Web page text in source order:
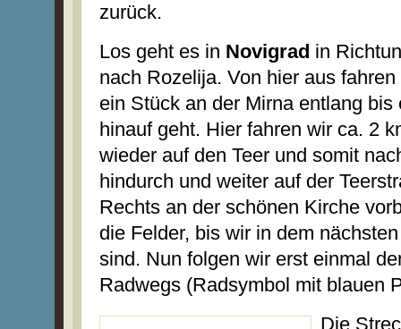
zurück.
Los geht es in Novigrad in
nach Rozelija. Von hier aus
ein Stück an der Mirna entlang
hinauf geht. Hier fahren wir ca. 2
wieder auf den Teer und somit
hindurch und weiter auf der
Rechts an der schönen Kirche
die Felder, bis wir in dem
sind. Nun folgen wir erst einmal
Radwegs (Radsymbol mit blauen
Die